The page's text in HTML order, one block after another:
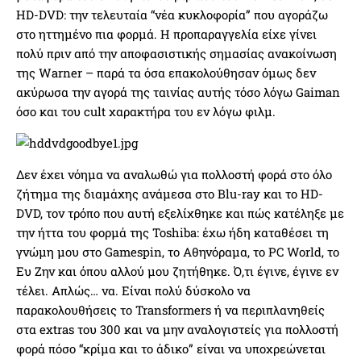
HD-DVD: την τελευταία “νέα κυκλοφορία” που αγοράζω
στο ηττημένο πια φορμά. Η προπαραγγελία είχε γίνει
πολύ πριν από την αποφασιστικής σημασίας ανακοίνωση
της Warner – παρά τα όσα επακολούθησαν όμως δεν
ακύρωσα την αγορά της ταινίας αυτής τόσο λόγω Gaiman
όσο και του cult χαρακτήρα του εν λόγω φιλμ.
Δεν έχει νόημα να αναλωθώ για πολλοστή φορά στο όλο
ζήτημα της διαμάχης ανάμεσα στο Blu-ray και το HD-
DVD, τον τρόπο που αυτή εξελίχθηκε και πώς κατέληξε με
την ήττα του φορμά της Toshiba: έχω ήδη καταθέσει τη
γνώμη μου στο Gamespin, το Αθηνόραμα, το PC World, το
Ευ Ζην και όπου αλλού μου ζητήθηκε. Ό,τι έγινε, έγινε εν
τέλει. Απλώς… να. Είναι πολύ δύσκολο να
παρακολουθήσεις το Transformers ή να περιπλανηθείς
στα extras του 300 και να μην αναλογιστείς για πολλοστή
φορά πόσο “κρίμα και το άδικο” είναι να υποχρεώνεται